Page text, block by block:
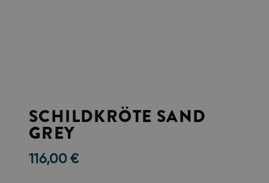
SCHILDKRÖTE SAND
GREY
116,00€